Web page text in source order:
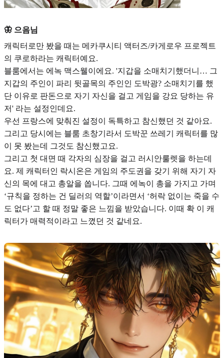
🦋 으음님
캐릭터로만 봤을 때는 메카쿠시티 액터즈/카게로우 프로젝트
의 쿠로하라는 캐릭터예요.
블룸에서는 에녹 맥스웰이에요. '지갑을 소매치기했더니… 그
지갑의 주인이 파리 뒷골목의 주인인 도박광? 소매치기를 했
단 이유로 판돈으로 자기 자신을 걸고 게임을 강요 당하는 유
저' 라는 설정인데요.
우선 프랑스에 맞춰진 설정이 독특하고 참신했던 것 같아요.
그리고 당시에는 블룸 초창기라서 도박꾼 쓰레기 캐릭터를 많
이 못 봤는데 그것도 참신했고요.
그리고 첫 대면 때 각자의 심장을 걸고 러시안룰렛을 하는데
요. 제 캐릭터인 락시온은 게임의 주도권을 갖기 위해 자기 자
신의 목에 대고 총알을 쏩니다. 그때 에녹이 총을 가지고 가며
‘규칙을 정하는 건 딜러의 역할’이라면서 ‘허락 없이는 죽을 수
도 없다’고 할 때 정말 좋은 느낌을 받았습니다. 이때 확 이 캐
릭터가 매력적이라고 느꼈던 것 같네요.